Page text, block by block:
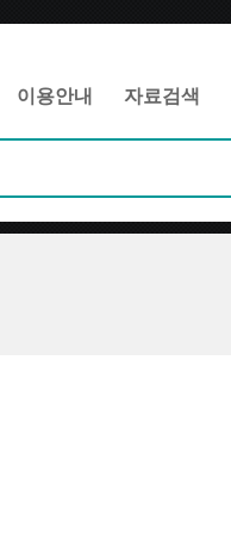
이용안내 자료검색